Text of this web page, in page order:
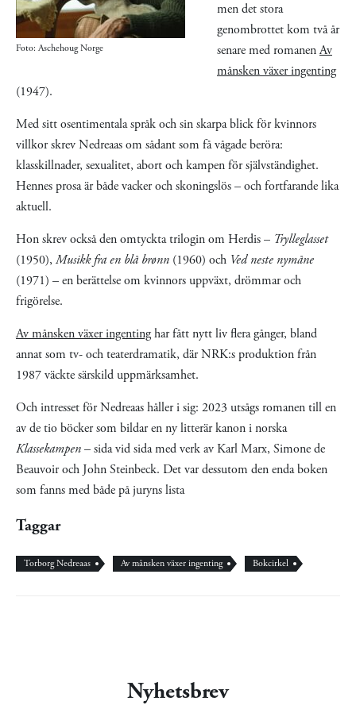
Foto: Aschehoug Norge
men det stora
genombrottet kom två år
senare med romanenAv
månsken växer ingenting
(1947).
Med sitt osentimentala språk och sin skarpa blick för kvinnors
villkor skrev Nedreaas om sådant som få vågade beröra:
klasskillnader, sexualitet, abort och kampen för självständighet.
Hennes prosa är både vacker och skoningslös – och fortfarande lika
aktuell.
Hon skrev också den omtyckta trilogin om Herdis – Trylleglasset
(1950), Musikk fra en blå brønn (1960) och Ved neste nymåne
(1971) – en berättelse om kvinnors uppväxt, drömmar och
frigörelse.
Av månsken växer ingentinghar fått nytt liv flera gånger, bland
annat som tv- och teaterdramatik, där NRK:s produktion från
1987 väckte särskild uppmärksamhet.
Och intresset för Nedreaas håller i sig: 2023 utsågs romanen till en
av de tio böcker som bildar en ny litterär kanon i norska
Klassekampen– sida vid sida med verk av Karl Marx, Simone de
Beauvoir och John Steinbeck. Det var dessutom den enda boken
som fanns med både på juryns lista
Taggar
Torborg Nedreaas Av månsken växer ingenting Bokcirkel
Nyhetsbrev